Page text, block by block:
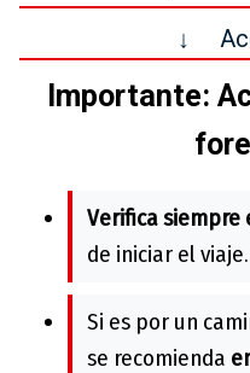
↓
Importante:
Verifica siempre
de iniciar el viaje.
Si es por un
se recomienda